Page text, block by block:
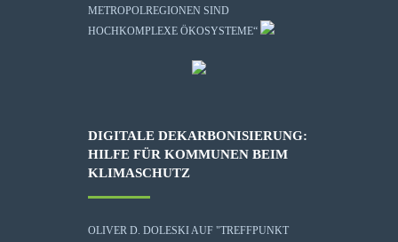
METROPOLREGIONEN SIND
HOCHKOMPLEXE ÖKOSYSTEME“
DIGITALE DEKARBONISIERUNG:
HILFE FÜR KOMMUNEN BEIM
KLIMASCHUTZ
OLIVER D. DOLESKI AUF "TREFFPUNKT